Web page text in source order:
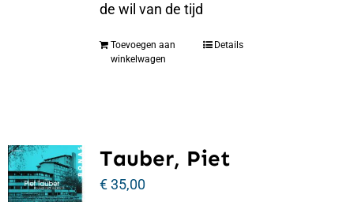
de wil van de tijd
Toevoegen aan
winkelwagen
Details
Tauber, Piet
€35,00